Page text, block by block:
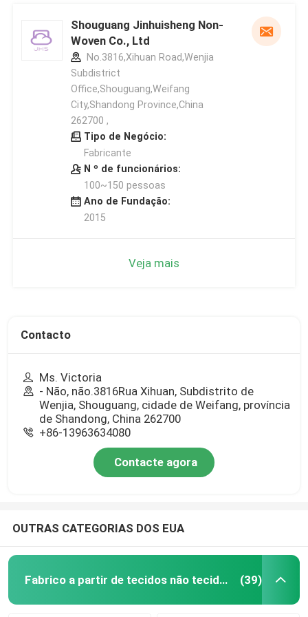
Shouguang Jinhuisheng Non-
Woven Co., Ltd
No.3816,Xihuan Road,Wenjia
Subdistrict
Office,Shouguang,Weifang
City,Shandong Province,China
262700 ,
Tipo de Negócio:
Fabricante
N º de funcionários:
100~150 pessoas
Ano de Fundação:
2015
Veja mais
Contacto
Ms. Victoria
- Não, não.3816Rua Xihuan, Subdistrito de
Wenjia, Shouguang, cidade de Weifang, província
de Shandong, China 262700
+86-13963634080
Contacte agora
OUTRAS CATEGORIAS DOS EUA
Fabrico a partir de tecidos não tecidos (39)